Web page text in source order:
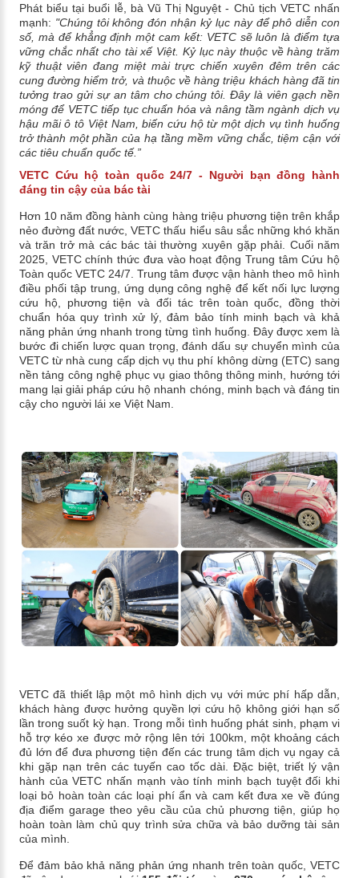
Phát biểu tại buổi lễ, bà Vũ Thị Nguyệt - Chủ tịch VETC nhấn
mạnh: "Chúng tôi không đón nhận kỷ lục này để phô diễn con
số, mà để khẳng định một cam kết: VETC sẽ luôn là điểm tựa
vững chắc nhất cho tài xế Việt. Kỷ lục này thuộc về hàng trăm
kỹ thuật viên đang miệt mài trực chiến xuyên đêm trên các
cung đường hiểm trở, và thuộc về hàng triệu khách hàng đã tin
tưởng trao gửi sự an tâm cho chúng tôi. Đây là viên gạch nền
móng để VETC tiếp tục chuẩn hóa và nâng tầm ngành dịch vụ
hậu mãi ô tô Việt Nam, biến cứu hộ từ một dịch vụ tình huống
trở thành một phần của hạ tầng mềm vững chắc, tiệm cận với
các tiêu chuẩn quốc tế.”
VETC Cứu hộ toàn quốc 24/7 - Người bạn đồng hành
đáng tin cậy của bác tài
Hơn 10 năm đồng hành cùng hàng triệu phương tiện trên khắp
nẻo đường đất nước, VETC thấu hiểu sâu sắc những khó khăn
và trăn trở mà các bác tài thường xuyên gặp phải. Cuối năm
2025, VETC chính thức đưa vào hoạt động Trung tâm Cứu hộ
Toàn quốc VETC 24/7. Trung tâm được vận hành theo mô hình
điều phối tập trung, ứng dụng công nghệ để kết nối lực lượng
cứu hộ, phương tiện và đối tác trên toàn quốc, đồng thời
chuẩn hóa quy trình xử lý, đảm bảo tính minh bạch và khả
năng phản ứng nhanh trong từng tình huống. Đây được xem là
bước đi chiến lược quan trọng, đánh dấu sự chuyển mình của
VETC từ nhà cung cấp dịch vụ thu phí không dừng (ETC) sang
nền tảng công nghệ phục vụ giao thông thông minh, hướng tới
mang lại giải pháp cứu hộ nhanh chóng, minh bạch và đáng tin
cậy cho người lái xe Việt Nam.
VETC đã thiết lập một mô hình dịch vụ với mức phí hấp dẫn,
khách hàng được hưởng quyền lợi cứu hộ không giới hạn số
lần trong suốt kỳ hạn. Trong mỗi tình huống phát sinh, phạm vi
hỗ trợ kéo xe được mở rộng lên tới 100km, một khoảng cách
đủ lớn để đưa phương tiện đến các trung tâm dịch vụ ngay cả
khi gặp nạn trên các tuyến cao tốc dài. Đặc biệt, triết lý vận
hành của VETC nhấn mạnh vào tính minh bạch tuyệt đối khi
loại bỏ hoàn toàn các loại phí ẩn và cam kết đưa xe về đúng
địa điểm garage theo yêu cầu của chủ phương tiện, giúp họ
hoàn toàn làm chủ quy trình sửa chữa và bảo dưỡng tài sản
của mình.
Để đảm bảo khả năng phản ứng nhanh trên toàn quốc, VETC